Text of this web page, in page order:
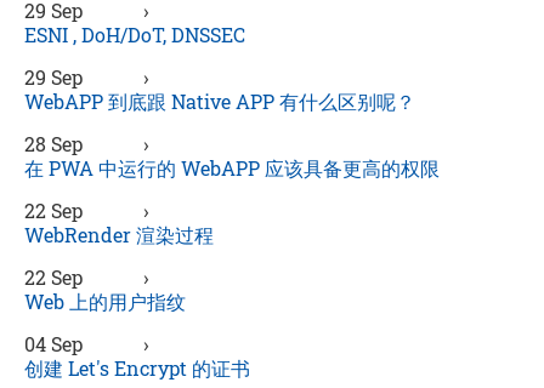
29 Sep
›
ESNI , DoH/DoT, DNSSEC
29 Sep
›
WebAPP 到底跟 Native APP 有什么区别呢？
28 Sep
›
在 PWA 中运行的 WebAPP 应该具备更高的权限
22 Sep
›
WebRender 渲染过程
22 Sep
›
Web 上的用户指纹
04 Sep
›
创建 Let's Encrypt 的证书